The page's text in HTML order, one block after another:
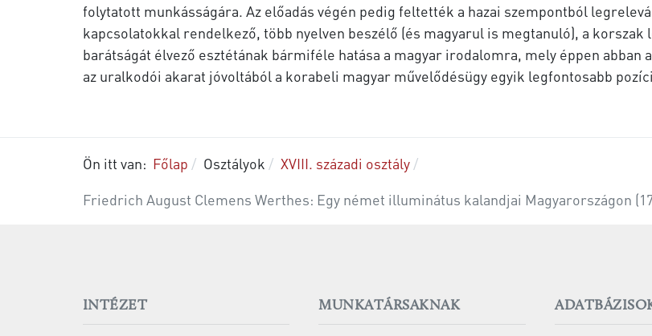
folytatott munkásságára. Az előadás végén pedig feltették a hazai szempontból
kapcsolatokkal rendelkező, több nyelven beszélő (és magyarul is megtanuló), a
barátságát élvező esztétának bármiféle hatása a magyar irodalomra, mely éppen
az uralkodói akarat jóvoltából a korabeli magyar művelődésügy egyik legfontosabb
Ön itt van: Főlap Osztályok
XVIII. századi osztály
Friedrich August Clemens Werthes: Egy német illuminátus kalandjai Magyarországon
INTÉZET MUNKATÁRSAKNAK